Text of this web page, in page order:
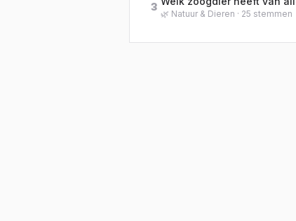
3
🌿 Natuur & Dieren · 25 stemmen